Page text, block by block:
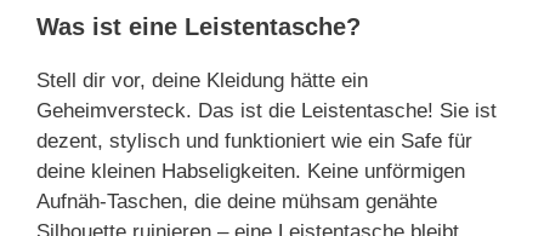
Was ist eine Leistentasche?
Stell dir vor, deine Kleidung hätte ein
Geheimversteck. Das ist die Leistentasche! Sie ist
dezent, stylisch und funktioniert wie ein Safe für
deine kleinen Habseligkeiten. Keine unförmigen
Aufnäh-Taschen, die deine mühsam genähte
Silhouette ruinieren – eine Leistentasche bleibt